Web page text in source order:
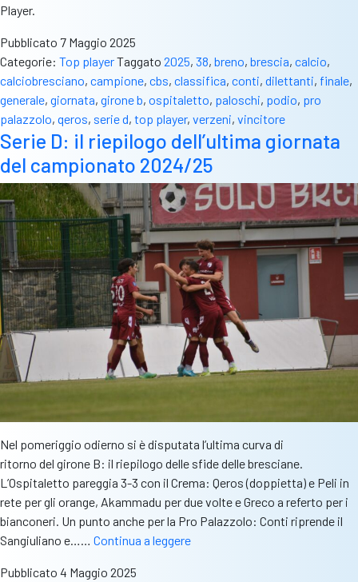
Player.
Pubblicato 7 Maggio 2025
Categorie: Top playerTaggato 2025, 38, breno, brescia, calcio,
calciobresciano, campione, cbs, classifica, conti, dilettanti, finale,
generale, giornata, girone b, ospitaletto, paloschi, podio, pro
palazzolo, qeros, serie d, top player, verzeni, vincitore
Serie D: il riepilogo dell’ultima giornata
del campionato 2024/25
Nel pomeriggio odierno si è disputata l’ultima curva di
ritorno del girone B: il riepilogo delle sfide delle bresciane.
L’Ospitaletto pareggia 3-3 con il Crema: Qeros (doppietta) e Peli in
rete per gli orange, Akammadu per due volte e Greco a referto per i
bianconeri. Un punto anche per la Pro Palazzolo: Conti riprende il
Sangiuliano e…… Continua a leggereSerie
Pubblicato 4 Maggio 2025